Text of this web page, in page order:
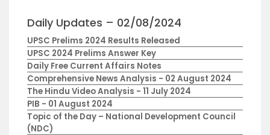
Daily Updates – 02/08/2024
UPSC Prelims 2024 Results Released
UPSC 2024 Prelims Answer Key
Daily Free Current Affairs Notes
Comprehensive News Analysis - 02 August 2024
The Hindu Video Analysis - 11 July 2024
PIB - 01 August 2024
Topic of the Day – National Development Council
(NDC)